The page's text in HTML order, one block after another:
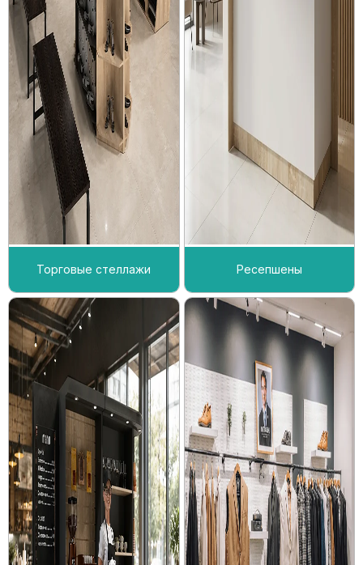
Торговые стеллажи Ресепшены